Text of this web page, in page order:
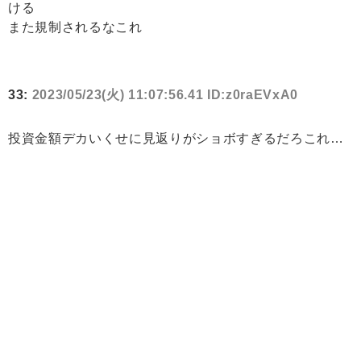
ける
また規制されるなこれ
33: 2023/05/23(火) 11:07:56.41 ID:z0raEVxA0
投資金額デカいくせに見返りがショボすぎるだろこれ…